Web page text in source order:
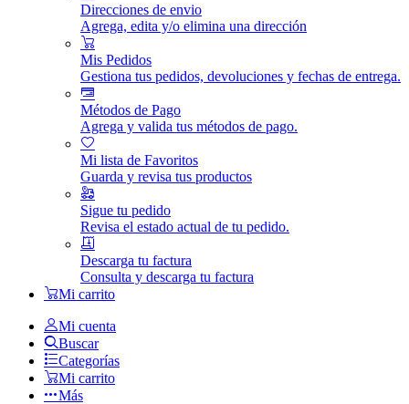
Direcciones de envio
Agrega, edita y/o elimina una dirección
Mis Pedidos
Gestiona tus pedidos, devoluciones y fechas de entrega.
Métodos de Pago
Agrega y valida tus métodos de pago.
Mi lista de Favoritos
Guarda y revisa tus productos
Sigue tu pedido
Revisa el estado actual de tu pedido.
Descarga tu factura
Consulta y descarga tu factura
Mi carrito
Mi cuenta
Buscar
Categorías
Mi carrito
Más